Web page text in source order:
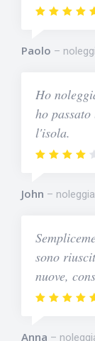
Paolo
Ho
ho
l'isola.
John
sono
nuove,
Anna